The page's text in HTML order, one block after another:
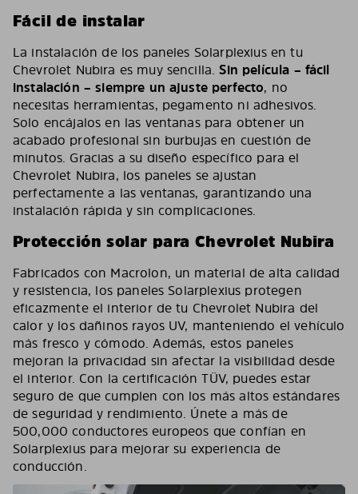
Fácil de instalar
La instalación de los paneles Solarplexius en tu
Chevrolet Nubira es muy sencilla.Sin película – fácil
instalación – siempre un ajuste perfecto, no
necesitas herramientas, pegamento ni adhesivos.
Solo encájalos en las ventanas para obtener un
acabado profesional sin burbujas en cuestión de
minutos. Gracias a su diseño específico para el
Chevrolet Nubira, los paneles se ajustan
perfectamente a las ventanas, garantizando una
instalación rápida y sin complicaciones.
Protección solar para Chevrolet Nubira
Fabricados con Macrolon, un material de alta calidad
y resistencia, los paneles Solarplexius protegen
eficazmente el interior de tu Chevrolet Nubira del
calor y los dañinos rayos UV, manteniendo el vehículo
más fresco y cómodo. Además, estos paneles
mejoran la privacidad sin afectar la visibilidad desde
el interior. Con la certificación TÜV, puedes estar
seguro de que cumplen con los más altos estándares
de seguridad y rendimiento. Únete a más de
500,000 conductores europeos que confían en
Solarplexius para mejorar su experiencia de
conducción.